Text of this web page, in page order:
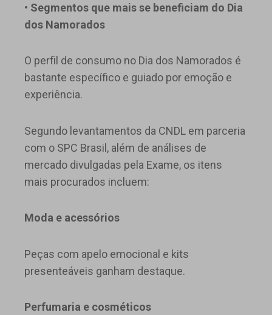
• Segmentos que mais se beneficiam do Dia
dos Namorados
O perfil de consumo no Dia dos Namorados é
bastante específico e guiado por emoção e
experiência.
Segundo levantamentos da CNDL em parceria
com o SPC Brasil, além de análises de
mercado divulgadas pela Exame, os itens
mais procurados incluem:
Moda e acessórios
Peças com apelo emocional e kits
presenteáveis ganham destaque.
Perfumaria e cosméticos